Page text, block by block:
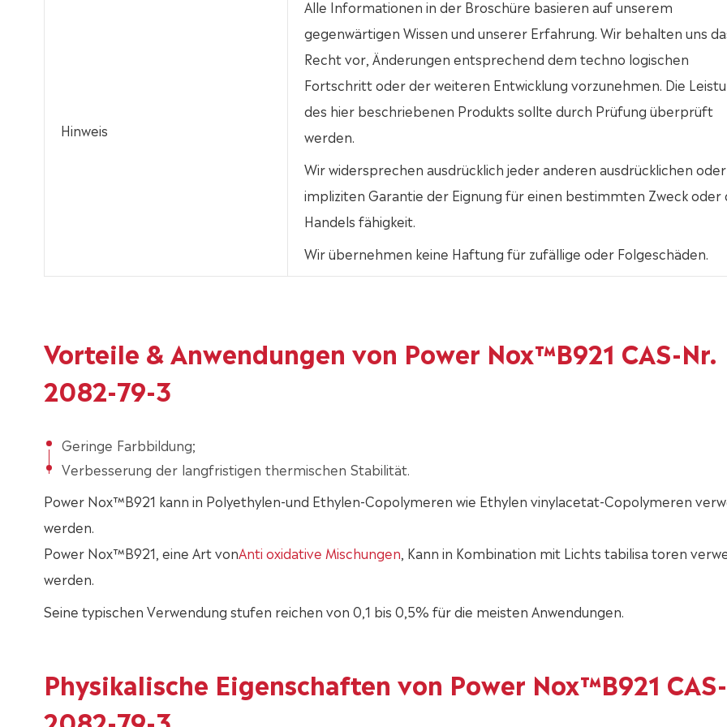
Hinweis
Alle Informationen in der Broschüre basieren auf unserem
gegenwärtigen Wissen und unserer Erfahrung. Wir behalten uns
Recht vor, Änderungen entsprechend dem techno logischen
Fortschritt oder der weiteren Entwicklung vorzunehmen. Die
des hier beschriebenen Produkts sollte durch Prüfung überprüft
werden.
Wir widersprechen ausdrücklich jeder anderen ausdrücklichen oder
impliziten Garantie der Eignung für einen bestimmten Zweck oder
Handels fähigkeit.
Wir übernehmen keine Haftung für zufällige oder Folgeschäden.
Vorteile & Anwendungen von Power Nox™B921 CAS-Nr.
2082-79-3
Geringe Farbbildung;
Verbesserung der langfristigen thermischen Stabilität.
Power Nox™B921 kann in Polyethylen-und Ethylen-Copolymeren wie Ethylen vinylacetat-Copolymeren
werden.
Power Nox™B921, eine Art vonAnti oxidative Mischungen, Kann in Kombination mit Lichts tabilisa toren
werden.
Seine typischen Verwendung stufen reichen von 0,1 bis 0,5% für die meisten Anwendungen.
Physikalische Eigenschaften von Power Nox™B921